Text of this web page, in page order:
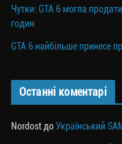
Чутки: GTA 6 могла
годин
GTA 6 найбільше принесе
Останні коментарі
NordostдоУкраїнський